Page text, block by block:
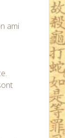
ami